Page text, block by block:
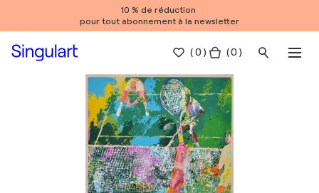
10 % de réduction
pour tout abonnement à la newsletter
(0 ) ( 0 )